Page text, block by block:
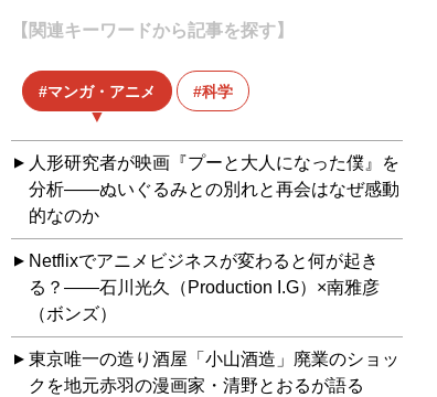
【関連キーワードから記事を探す】
マンガ・アニメ 科学
人形研究者が映画『プーと大人になった僕』を
分析――ぬいぐるみとの別れと再会はなぜ感動
的なのか
Netflixでアニメビジネスが変わると何が起き
る？――石川光久（Production I.G）×南雅彦
（ボンズ）
東京唯一の造り酒屋「小山酒造」廃業のショッ
クを地元赤羽の漫画家・清野とおるが語る